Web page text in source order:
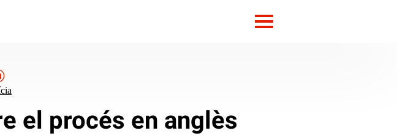
el procés en anglès